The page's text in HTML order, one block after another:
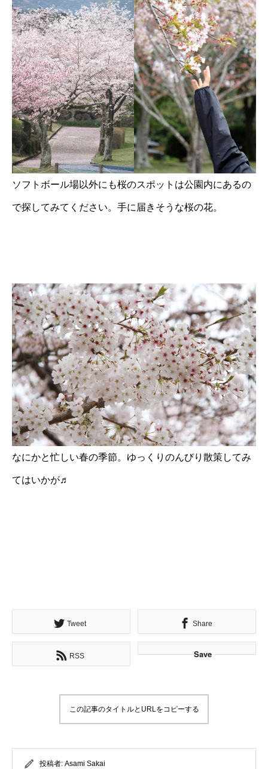
ソフトボール場以外にも桜のスポットは公園内にあるの
で探してみてください。手に届きそうな桜の花。
なにかと忙しい春の季節。ゆっくりのんびり散策してみ
てはいかが♬
Tweet Share
RSS Save
この記事のタイトルとURLをコピーする
投稿者: Asami Sakai